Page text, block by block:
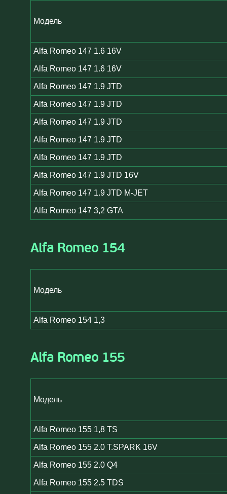
Модель
Alfa Romeo 147 1.6 16V
Alfa Romeo 147 1.6 16V
Alfa Romeo 147 1.9 JTD
Alfa Romeo 147 1.9 JTD
Alfa Romeo 147 1.9 JTD
Alfa Romeo 147 1.9 JTD
Alfa Romeo 147 1.9 JTD
Alfa Romeo 147 1.9 JTD 16V
Alfa Romeo 147 1.9 JTD M-JET
Alfa Romeo 147 3,2 GTA
Alfa Romeo 154
Модель
Alfa Romeo 154 1,3
Alfa Romeo 155
Модель
Alfa Romeo 155 1,8 TS
Alfa Romeo 155 2.0 T.SPARK 16V
Alfa Romeo 155 2.0 Q4
Alfa Romeo 155 2.5 TDS